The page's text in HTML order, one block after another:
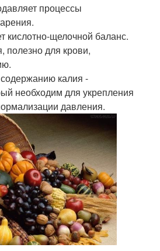
процессы
кислотно-щелочной баланс.
полезно для крови,
калия -
необходим для укрепления
давления.